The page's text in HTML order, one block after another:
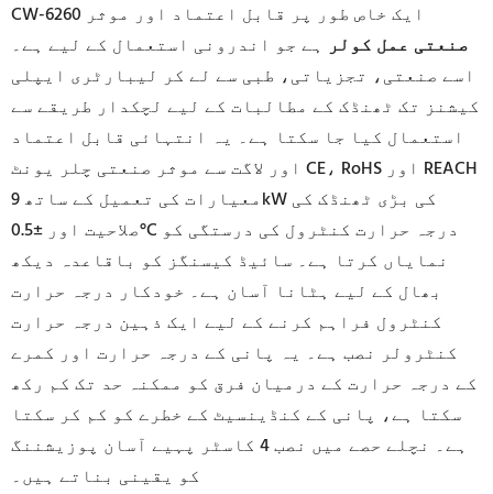
CW-6260 ایک خاص طور پر قابل اعتماد اور موثر
صنعتی عمل کولر ہے جو اندرونی استعمال کے لیے ہے۔
اسے صنعتی، تجزیاتی، طبی سے لے کر لیبارٹری ایپلی
کیشنز تک ٹھنڈک کے مطالبات کے لیے لچکدار طریقے سے
استعمال کیا جا سکتا ہے۔ یہ انتہائی قابل اعتماد
اور لاگت سے موثر صنعتی چلر یونٹ CE، RoHS اور REACH
معیارات کی تعمیل کے ساتھ 9kW کی بڑی ٹھنڈک کی
صلاحیت اور ±0.5°C درجہ حرارت کنٹرول کی درستگی کو
نمایاں کرتا ہے۔ سائیڈ کیسنگز کو باقاعدہ دیکھ
بھال کے لیے ہٹانا آسان ہے۔ خودکار درجہ حرارت
کنٹرول فراہم کرنے کے لیے ایک ذہین درجہ حرارت
کنٹرولر نصب ہے۔ یہ پانی کے درجہ حرارت اور کمرے
کے درجہ حرارت کے درمیان فرق کو ممکنہ حد تک کم رکھ
سکتا ہے، پانی کے کنڈینسیٹ کے خطرے کو کم کر سکتا
ہے۔ نچلے حصے میں نصب 4 کاسٹر پہیے آسان پوزیشننگ
کو یقینی بناتے ہیں۔